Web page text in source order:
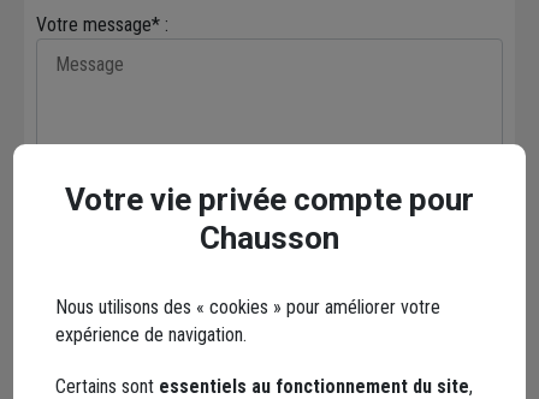
Votre message* :
Envoyer
Votre vie privée compte pour
Chausson
Nous utilisons des « cookies » pour améliorer votre
expérience de navigation.
Certains sont essentiels au fonctionnement du site,